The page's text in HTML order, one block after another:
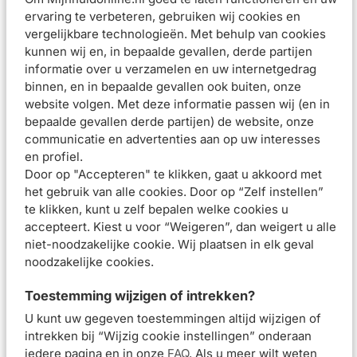
ervaring te verbeteren, gebruiken wij cookies en
vergelijkbare technologieën. Met behulp van cookies
kunnen wij en, in bepaalde gevallen, derde partijen
informatie over u verzamelen en uw internetgedrag
binnen, en in bepaalde gevallen ook buiten, onze
website volgen. Met deze informatie passen wij (en in
bepaalde gevallen derde partijen) de website, onze
communicatie en advertenties aan op uw interesses
en profiel.
Door op "Accepteren" te klikken, gaat u akkoord met
het gebruik van alle cookies. Door op “Zelf instellen”
te klikken, kunt u zelf bepalen welke cookies u
accepteert. Kiest u voor “Weigeren”, dan weigert u alle
niet-noodzakelijke cookie. Wij plaatsen in elk geval
noodzakelijke cookies.
Toestemming wijzigen of intrekken?
U kunt uw gegeven toestemmingen altijd wijzigen of
intrekken bij “Wijzig cookie instellingen” onderaan
iedere pagina en in onze FAQ. Als u meer wilt weten
met een gevoelige huid, waaronder baby's, kinderen en
volwassenen.
KALMEERT: tot 64% minder gevoelig*.
VERSTERKT de huidbarrière van de gevoelige huid.
ZORGT VOOR BALANS: en houdt de huid gezond door het
ongemak en de gevoeligheid van de huid te beperken.
Gebruiksadvies
Gerstuif gedurende enkele seconden royaal over de huid
voor een verzachtend en verfrissend effect, wacht even en
dep de huid vervolgens voorzichtig droog met een
handdoek. Belangrijke tip: Een kompres is de ideale
oplossing voor een extra krachtig effect. Vouw een
kompres op, doordrenk het met Thermaal water van Avène,
plaats het op de gewenste zone en verstuif opnieuw. Laat 10
Samenstelling